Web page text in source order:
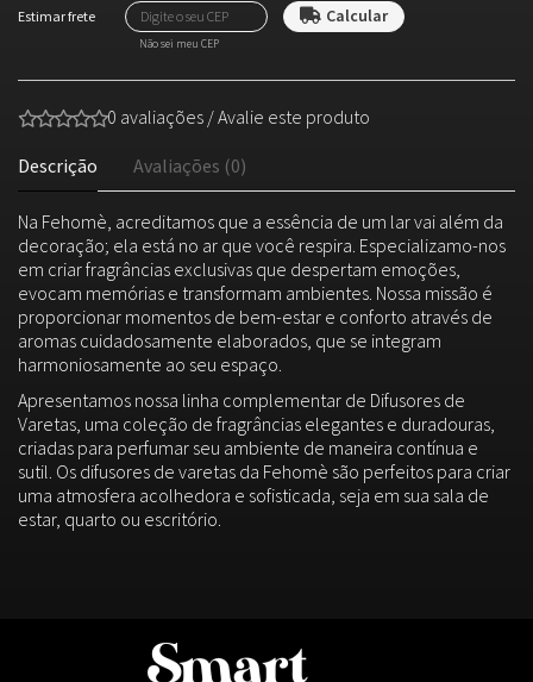
Não sei meu CEP
0 avaliações /Avalie este produto
Descrição Avaliações (0)
Na Fehomè, acreditamos que a essência de um lar vai além da
decoração; ela está no ar que você respira. Especializamo-nos
em criar fragrâncias exclusivas que despertam emoções,
evocam memórias e transformam ambientes. Nossa missão é
proporcionar momentos de bem-estar e conforto através de
aromas cuidadosamente elaborados, que se integram
harmoniosamente ao seu espaço.
Apresentamos nossa linha complementar de Difusores de
Varetas, uma coleção de fragrâncias elegantes e duradouras,
criadas para perfumar seu ambiente de maneira contínua e
sutil. Os difusores de varetas da Fehomè são perfeitos para criar
uma atmosfera acolhedora e sofisticada, seja em sua sala de
estar, quarto ou escritório.